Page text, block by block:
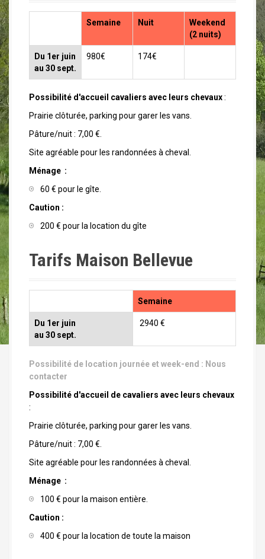
Semaine Nuit
Weekend
(2 nuits)
Du 1er juin
au 30 sept.
980€ 174€
Possibilité d'accueil cavaliers avec leurs chevaux:
Prairie clôturée, parking pour garer les vans.
Pâture/nuit : 7,00 €.
Site agréable pour les randonnées à cheval.
Ménage :
60 € pour le gîte.
Caution :
200 € pour la location du gîte
Tarifs Maison Bellevue
Semaine
Du 1er juin
au 30 sept.
2940 €
Possibilité de location journée et week-end : Nous
contacter
Possibilité d'accueil de cavaliers avec leurs chevaux
:
Prairie clôturée, parking pour garer les vans.
Pâture/nuit : 7,00 €.
Site agréable pour les randonnées à cheval.
Ménage :
100 € pour la maison entière.
Caution :
400 € pour la location de toute la maison